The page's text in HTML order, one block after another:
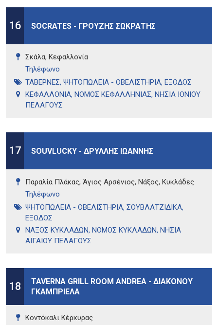
16 SOCRATES - ΓΡΟΥΖΗΣ ΣΩΚΡΑΤΗΣ
Σκάλα, Κεφαλλονία
Τηλέφωνo
ΤΑΒΕΡΝΕΣ, ΨΗΤΟΠΩΛΕΙΑ - ΟΒΕΛΙΣΤΗΡΙΑ, ΕΞΟΔΟΣ
ΚΕΦΑΛΛΟΝΙΑ, ΝΟΜΟΣ ΚΕΦΑΛΛΗΝΙΑΣ, ΝΗΣΙΑ ΙΟΝΙΟΥ
ΠΕΛΑΓΟΥΣ
17 SOUVLUCKY - ΔΡΥΛΛΗΣ ΙΩΑΝΝΗΣ
Παραλία Πλάκας, Άγιος Αρσένιος, Νάξος, Κυκλάδες
Τηλέφωνo
ΨΗΤΟΠΩΛΕΙΑ - ΟΒΕΛΙΣΤΗΡΙΑ, ΣΟΥΒΛΑΤΖΙΔΙΚΑ,
ΕΞΟΔΟΣ
ΝΑΞΟΣ ΚΥΚΛΑΔΩΝ, ΝΟΜΟΣ ΚΥΚΛΑΔΩΝ, ΝΗΣΙΑ
ΑΙΓΑΙΟΥ ΠΕΛΑΓΟΥΣ
18
TAVERNA GRILL ROOM ANDREA - ΔΙΑΚΟΝΟΥ
ΓΚΑΜΠΡΙΕΛΑ
Κοντόκαλι Κέρκυρας